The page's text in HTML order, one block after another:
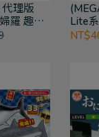
理版
羅 趣味
Lite
圖